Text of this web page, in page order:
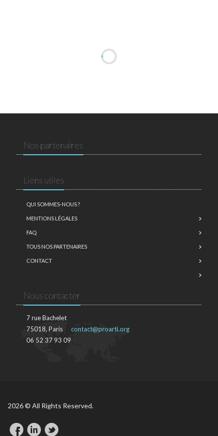
Nos partenaires
Liens utiles
QUI SOMMES-NOUS ?
MENTIONS LÉGALES
FAQ
TOUS NOS PARTENAIRES
CONTACT
Nous contacter
7 rue Bachelet
75018, Paris
06 52 37 93 09
contact@proarti.org
2026 © All Rights Reserved.